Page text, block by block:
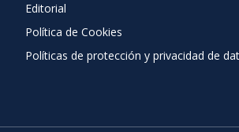
Editorial
Política de Cookies
Políticas de protección y privacidad de